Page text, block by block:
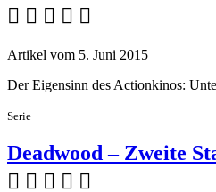
    
Artikel vom 5. Juni 2015
Der Eigensinn des Actionkinos:
Serie
Deadwood – Zweite
    